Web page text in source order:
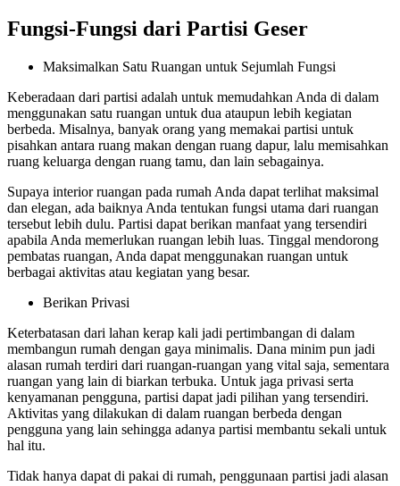
Fungsi-Fungsi dari Partisi Geser
Maksimalkan Satu Ruangan untuk Sejumlah Fungsi
Keberadaan dari partisi adalah untuk memudahkan Anda di dalam
menggunakan satu ruangan untuk dua ataupun lebih kegiatan
berbeda. Misalnya, banyak orang yang memakai partisi untuk
pisahkan antara ruang makan dengan ruang dapur, lalu memisahkan
ruang keluarga dengan ruang tamu, dan lain sebagainya.
Supaya interior ruangan pada rumah Anda dapat terlihat maksimal
dan elegan, ada baiknya Anda tentukan fungsi utama dari ruangan
tersebut lebih dulu. Partisi dapat berikan manfaat yang tersendiri
apabila Anda memerlukan ruangan lebih luas. Tinggal mendorong
pembatas ruangan, Anda dapat menggunakan ruangan untuk
berbagai aktivitas atau kegiatan yang besar.
Berikan Privasi
Keterbatasan dari lahan kerap kali jadi pertimbangan di dalam
membangun rumah dengan gaya minimalis. Dana minim pun jadi
alasan rumah terdiri dari ruangan-ruangan yang vital saja, sementara
ruangan yang lain di biarkan terbuka. Untuk jaga privasi serta
kenyamanan pengguna, partisi dapat jadi pilihan yang tersendiri.
Aktivitas yang dilakukan di dalam ruangan berbeda dengan
pengguna yang lain sehingga adanya partisi membantu sekali untuk
hal itu.
Tidak hanya dapat di pakai di rumah, penggunaan partisi jadi alasan